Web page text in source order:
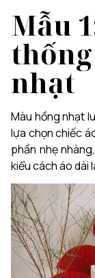
Mẫu
nhạt
Màu hồng nhạt
lựa chọn chiếc
phần nhẹ
kiểu cách áo dài